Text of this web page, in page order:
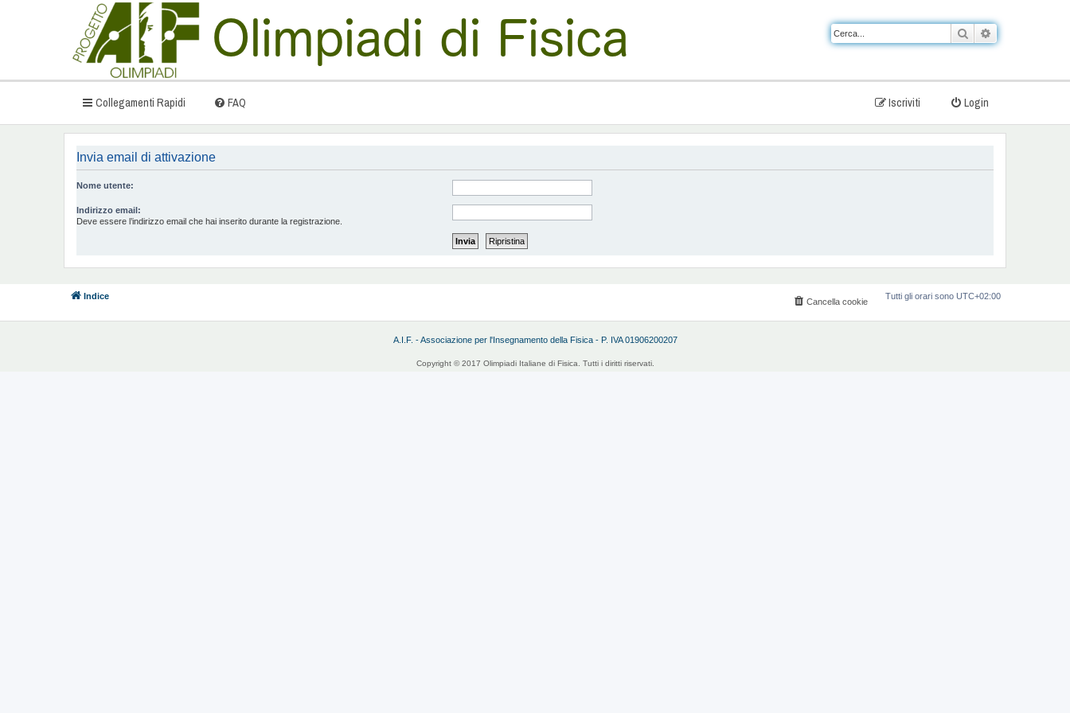
Cerca
Collegamenti Rapidi FAQ Login
Iscriviti
Invia email di attivazione
Nome utente:
Indirizzo email:
Deve essere l’indirizzo email che hai inserito durante la registrazione.
Indice Tutti gli orari sono UTC+02:00
Cancella cookie
A.I.F. - Associazione per l'Insegnamento della Fisica - P. IVA 01906200207
Copyright © 2017 Olimpiadi Italiane di Fisica. Tutti i diritti riservati.